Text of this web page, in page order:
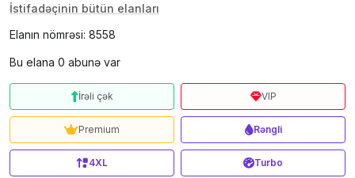
İstifadəçinin bütün elanları
Elanın nömrəsi: 8558
Bu elana 0 abunə var
İrəli çək VIP
Premium Rəngli
4XL Turbo